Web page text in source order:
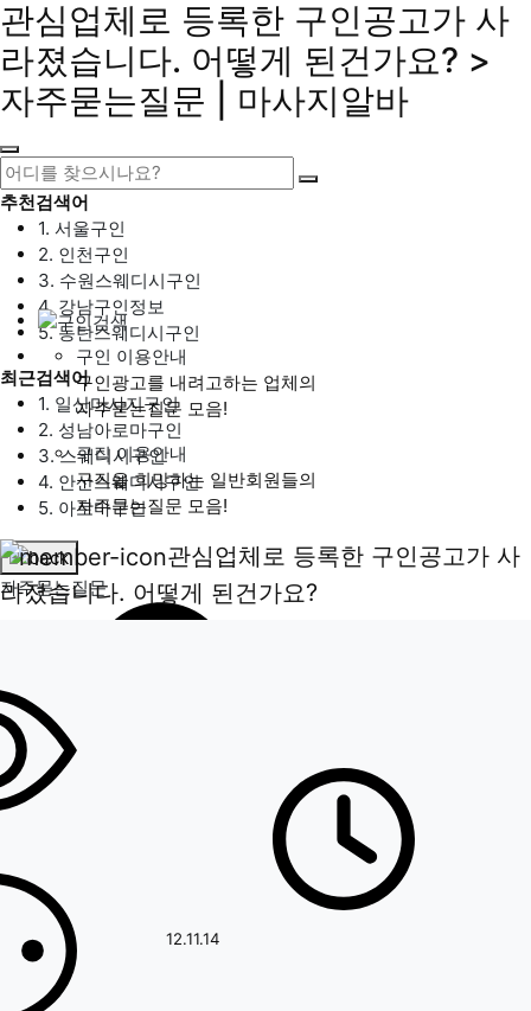
관심업체로 등록한 구인공고가 사
라졌습니다. 어떻게 된건가요? >
자주묻는질문 | 마사지알바
추천검색어
1. 서울구인
2. 인천구인
3. 수원스웨디시구인
4. 강남구인정보
5. 동탄스웨디시구인
최근검색어
1. 일산마사지구인
2. 성남아로마구인
3. 스웨디시구인
4. 안산스웨디시구인
5. 아로마구인
자주묻는질문
구인 이용안내
구인광고를 내려고하는 업체의
자주묻는질문 모음!
구직 이용안내
구직을 희망하는 일반회원들의
자주묻는질문 모음!
관심업체로 등록한 구인공고가 사
라졌습니다. 어떻게 된건가요?
12.11.14